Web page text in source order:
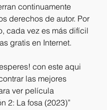
continuamente
derechos de autor. Por
cada vez es más difícil
gratis en Internet.
con este aqui
las mejores
ver película
2: La fosa (2023)”